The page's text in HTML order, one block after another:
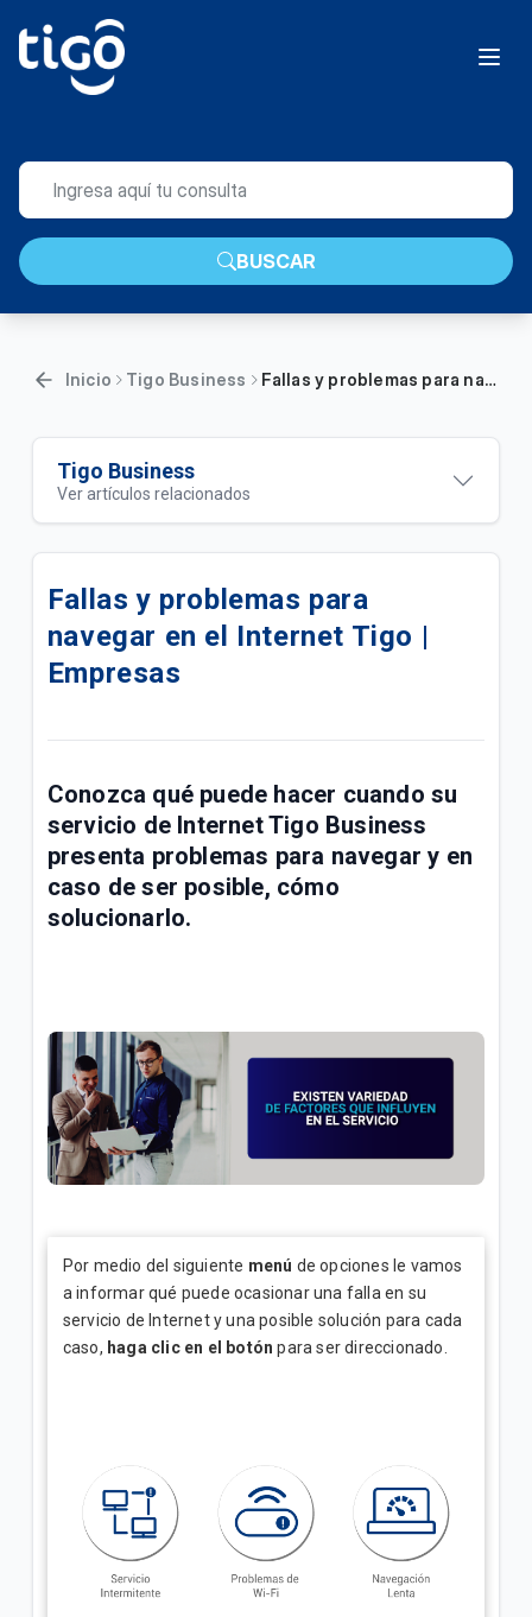
BUSCAR
Inicio Tigo Business Fallas y problemas para navegar en el Internet Tigo | Empresas
Tigo Business
Ver artículos relacionados
eSIM para su línea móvil Tigo Business | Empresas
Conoce las mejoras realizadas a la red móvil Tigo |
Empresas
Conoce sobre el proceso de portabilidad a Tigo |
Empresas
Paga las facturas de servicios fijos y móviles Tigo
Business en una transacción | Empresas
Respaldo de Sitios, Bases de Datos, CMS y
Empresas
Explicación del Detalle de consumos en su factura
Tigo | Empresas
¿Cómo hacer reposición de SIM en Tigo Business
¿Cómo configurar la red WiFi en Tigo Business
Online? | Empresas
Fallas y problemas para
navegar en el Internet Tigo |
Empresas
Conozca qué puede hacer cuando su
servicio de Internet Tigo Business
presenta problemas para navegar y en
caso de ser posible, cómo
solucionarlo.
Por medio del siguiente menú de opciones le vamos
a informar qué puede ocasionar una falla en su
servicio de Internet y una posible solución para cada
caso, haga clic en el botón para ser direccionado.